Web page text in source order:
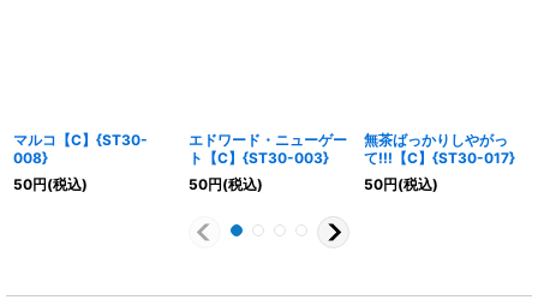
マルコ【C】{ST30-
008}
50円(税込)
エドワード・ニューゲー
ト【C】{ST30-003}
50円(税込)
無茶ばっかりしやがっ
て!!!【C】{ST30-017}
50円(税込)